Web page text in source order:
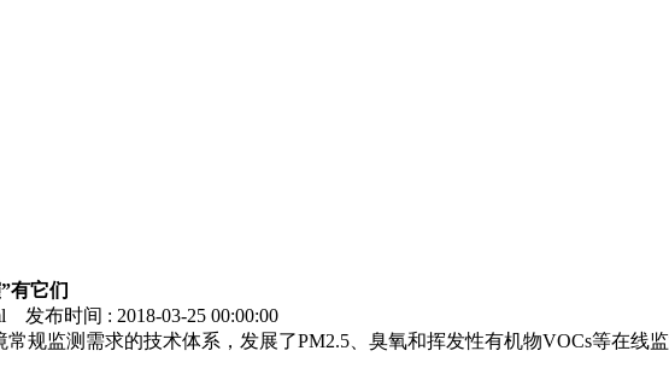
有它们
发布时间 : 2018-03-25 00:00:00
规监测需求的技术体系，发展了PM2.5、臭氧和挥发性有机物VOCs等在线监